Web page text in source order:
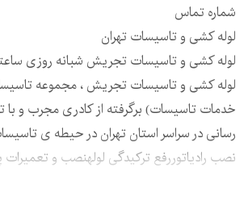
شماره تماس
لوله کشی و تاسیسات تهران
لوله کشی و تاسیسات تجریش شبانه روزی
لوله کشی و تاسیسات تجریش ، مجموعه
خدمات تاسیسات) برگرفته از کادری مجرب و با
رسانی در سراسر استان تهران در حیطه ی
نصب رادیاتوررفع ترکیدگی لولهنصب و
لایهنصب روشوییتعمیرات رادیاتورنشت یابی